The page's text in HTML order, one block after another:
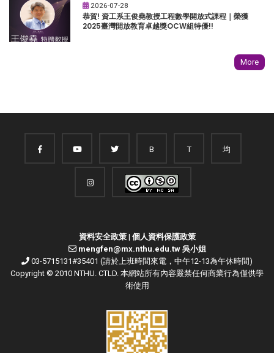
2026-07-28
恭賀! 資工系王俊堯教授工程數學開放式課程｜榮獲
2025臺灣開放教育卓越獎OCW組特優!!
More
B T 均
資料安全政策| 個人資料保護政策
mengfen@mx.nthu.edu.tw 吳小姐
03-5715131#35401 (請於上班時間來電，中午12-13為午休時間)
Copyright © 2010 NTHU. CTLD. 本網站所有內容嚴禁任何商業行為僅供學
術使用